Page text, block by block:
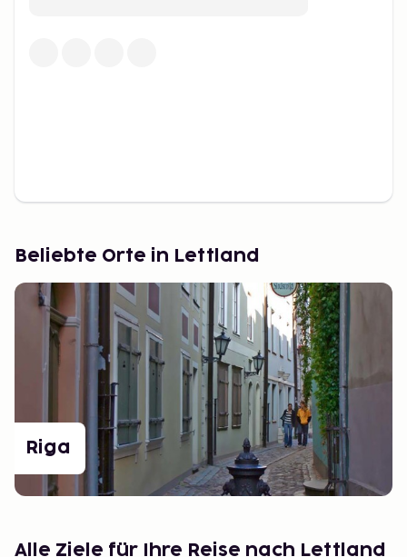
Beliebte Orte in Lettland
Riga
Alle Ziele für Ihre Reise nach Lettland